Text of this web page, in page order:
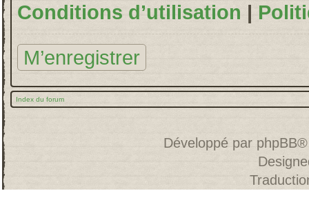
Conditions d’utilisation |
M’enregistrer
Index du forum
Développé par phpBB®